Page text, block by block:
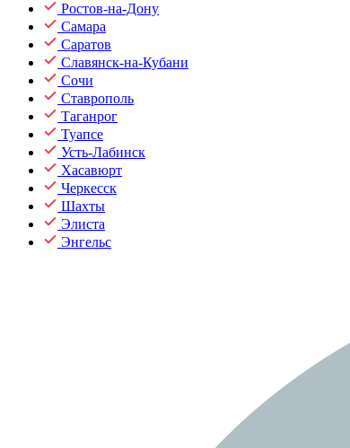
Ростов-на-Дону
Самара
Саратов
Славянск-на-Кубани
Сочи
Ставрополь
Таганрог
Туапсе
Усть-Лабинск
Хасавюрт
Черкесск
Шахты
Элиста
Энгельс